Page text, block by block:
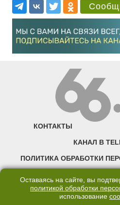
КОНТАКТЫ
КАНАЛ В
ПОЛИТИКА ОБРАБОТКИ
©2007—2025 66.RU. Воспроизведение,
Оставаясь на сайте, вы
политикой обработки
использование